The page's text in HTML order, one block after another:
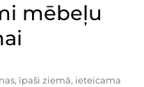
mēbeļu
īpaši ziemā, ieteicama